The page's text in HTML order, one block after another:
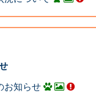
お知らせ